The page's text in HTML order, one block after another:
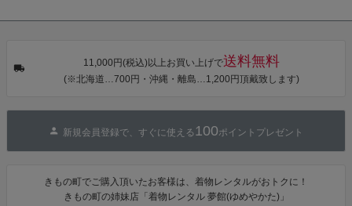
カシュクール
ワンピース 簡
単着付け 大人
11,000円(税込)以上お買い上げで送料無料
(※北海道…700円・沖縄・離島…1,200円頂戴致します)
新規会員登録で、すぐに使える 100ポイントプレゼント
きもの町でご購入頂いたお客様は、着物レンタルがおトクに！
きもの町の姉妹店「着物レンタル 夢館(ゆめやかた)」